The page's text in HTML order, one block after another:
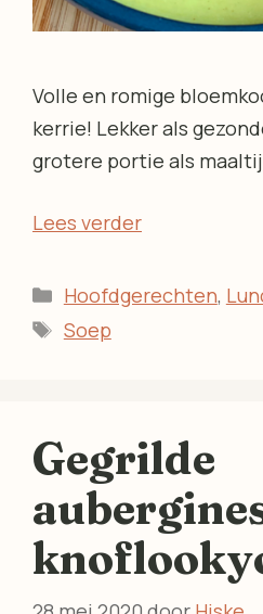
Volle en romige
kerrie! Lekker als
grotere portie als
Lees verder
Categorieën
Hoofdgerechten,
Tags
Soep
Gegrilde